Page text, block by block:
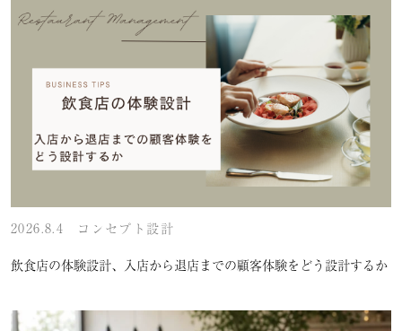
2026.8.4 コンセプト設計
飲食店の体験設計、入店から退店までの顧客体験をどう設計するか